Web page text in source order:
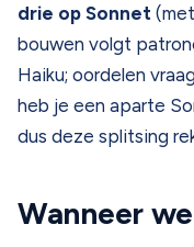
drie op Sonnet
bouwen volgt
Haiku; oordelen
heb je een aparte
dus deze splitsing
Wanneer